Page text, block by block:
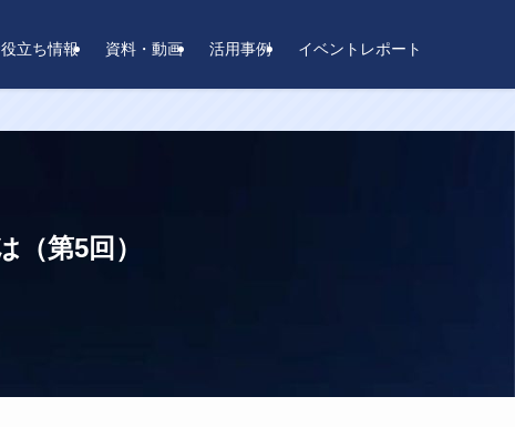
立ち情報 資料・動画 活用事例 イベントレポート
第5回）